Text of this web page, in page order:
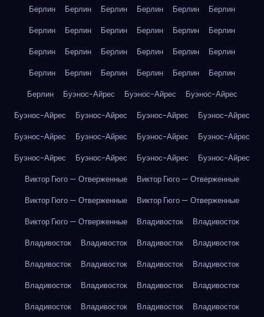
Берлин Берлин Берлин Берлин Берлин
Берлин
Берлин
Берлин Берлин Берлин Берлин
Берлин
Берлин
Берлин Берлин Берлин Берлин
Берлин
Берлин
Берлин Берлин Берлин Берлин
Берлин
Берлин
Буэнос-Айрес Буэнос-Айрес
Буэнос-Айрес
Буэнос-Айрес
Буэнос-Айрес Буэнос-Айрес
Буэнос-Айрес
Буэнос-Айрес
Буэнос-Айрес Буэнос-Айрес
Буэнос-Айрес
Буэнос-Айрес
Буэнос-Айрес Буэнос-Айрес
Буэнос-Айрес
Виктор Гюго — Отверженные
Виктор Гюго — Отверженные
Виктор Гюго — Отверженные
Виктор Гюго — Отверженные
Виктор Гюго — Отверженные
Владивосток
Владивосток
Владивосток
Владивосток Владивосток
Владивосток
Владивосток
Владивосток Владивосток
Владивосток
Владивосток
Владивосток Владивосток
Владивосток
Владивосток
Владивосток Владивосток
Владивосток